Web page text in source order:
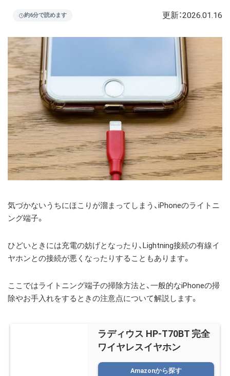
約6分で読めます 更新：2026.01.16
気づかないうちにほこりが溜まってしまう、iPhoneのライトニ
ング端子。
ひどいときには充電の妨げとなったり、Lightning接続の有線イ
ヤホンとの接続が悪くなったりすることもあります。
ここではライトニング端子の掃除方法と、一般的なiPhoneの掃
除やお手入れをするときの注意点について解説します。
ラディウス HP-T70BT 完全
ワイヤレスイヤホン
Amazonから探す